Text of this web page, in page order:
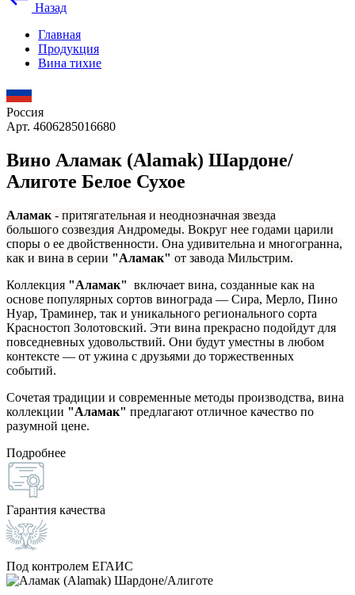
Назад
Главная
Продукция
Вина тихие
Россия
Арт. 4606285016680
Вино Аламак (Alamak) Шардоне/
Алиготе Белое Сухое
Аламак - притягательная и неоднозначная звезда
большого созвездия Андромеды. Вокруг нее годами царили
споры о ее двойственности. Она удивительна и многогранна,
как и вина в серии "Аламак" от завода Мильстрим.
Коллекция "Аламак" включает вина, созданные как на
основе популярных сортов винограда — Сира, Мерло, Пино
Нуар, Траминер, так и уникального регионального сорта
Красностоп Золотовский. Эти вина прекрасно подойдут для
повседневных удовольствий. Они будут уместны в любом
контексте — от ужина с друзьями до торжественных
событий.
Сочетая традиции и современные методы производства, вина
коллекции "Аламак" предлагают отличное качество по
разумной цене.
Подробнее
Гарантия качества
Под контролем ЕГАИС